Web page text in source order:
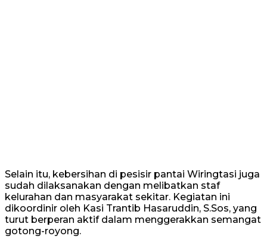
Selain itu, kebersihan di pesisir pantai Wiringtasi juga
sudah dilaksanakan dengan melibatkan staf
kelurahan dan masyarakat sekitar. Kegiatan ini
dikoordinir oleh Kasi Trantib Hasaruddin, S.Sos, yang
turut berperan aktif dalam menggerakkan semangat
gotong-royong.